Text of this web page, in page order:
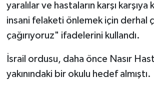
yaralılar ve hastaların karşı karşıya
insani felaketi önlemek için derhal
çağırıyoruz" ifadelerini kullandı.
İsrail ordusu, daha önce Nasır
yakınındaki bir okulu hedef almıştı.